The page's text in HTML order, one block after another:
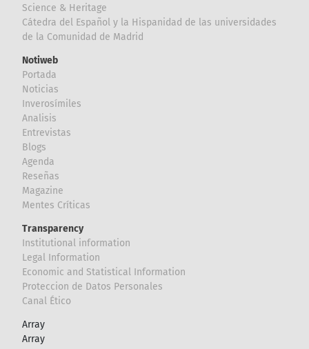
Science & Heritage
Cátedra del Español y la Hispanidad de las universidades
de la Comunidad de Madrid
Notiweb
Portada
Noticias
Inverosímiles
Analisis
Entrevistas
Blogs
Agenda
Reseñas
Magazine
Mentes Críticas
Transparency
Institutional information
Legal Information
Economic and Statistical Information
Proteccion de Datos Personales
Canal Ético
Array
Array